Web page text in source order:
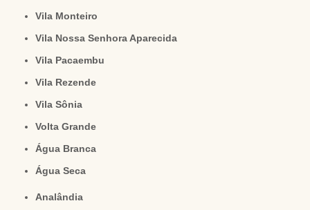
Vila Monteiro
Vila Nossa Senhora Aparecida
Vila Pacaembu
Vila Rezende
Vila Sônia
Volta Grande
Água Branca
Água Seca
Analândia